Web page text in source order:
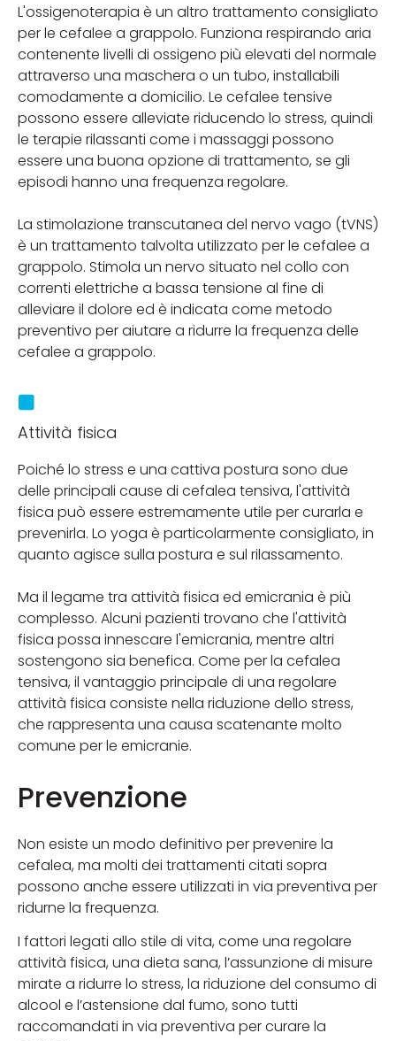
L'ossigenoterapia è un altro trattamento consigliato
per le cefalee a grappolo. Funziona respirando aria
contenente livelli di ossigeno più elevati del normale
attraverso una maschera o un tubo, installabili
comodamente a domicilio. Le cefalee tensive
possono essere alleviate riducendo lo stress, quindi
le terapie rilassanti come i massaggi possono
essere una buona opzione di trattamento, se gli
episodi hanno una frequenza regolare.
La stimolazione transcutanea del nervo vago (tVNS)
è un trattamento talvolta utilizzato per le cefalee a
grappolo. Stimola un nervo situato nel collo con
correnti elettriche a bassa tensione al fine di
alleviare il dolore ed è indicata come metodo
preventivo per aiutare a ridurre la frequenza delle
cefalee a grappolo.
Attività fisica
Poiché lo stress e una cattiva postura sono due
delle principali cause di cefalea tensiva, l'attività
fisica può essere estremamente utile per curarla e
prevenirla. Lo yoga è particolarmente consigliato, in
quanto agisce sulla postura e sul rilassamento.
Ma il legame tra attività fisica ed emicrania è più
complesso. Alcuni pazienti trovano che l'attività
fisica possa innescare l'emicrania, mentre altri
sostengono sia benefica. Come per la cefalea
tensiva, il vantaggio principale di una regolare
attività fisica consiste nella riduzione dello stress,
che rappresenta una causa scatenante molto
comune per le emicranie.
Prevenzione
Non esiste un modo definitivo per prevenire la
cefalea, ma molti dei trattamenti citati sopra
possono anche essere utilizzati in via preventiva per
ridurne la frequenza.
I fattori legati allo stile di vita, come una regolare
attività fisica, una dieta sana, l’assunzione di misure
mirate a ridurre lo stress, la riduzione del consumo di
alcool e l’astensione dal fumo, sono tutti
raccomandati in via preventiva per curare la